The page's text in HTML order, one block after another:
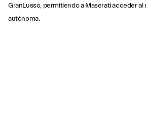
GranLusso, permitiendo a Maserati acceder
autónoma.